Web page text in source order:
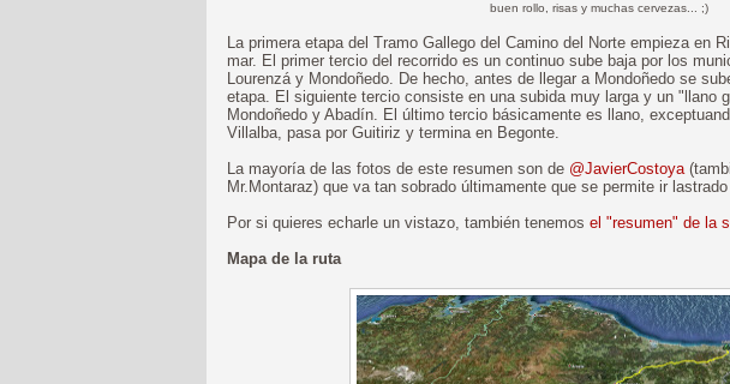
buen rollo, risas y muchas cervezas... ;)
La primera etapa del Tramo Gallego del Camino del Norte empieza en
mar. El primer tercio del recorrido es un continuo sube baja por los
Lourenzá y Mondoñedo. De hecho, antes de llegar a Mondoñedo se
etapa. El siguiente tercio consiste en una subida muy larga y un "llano
Mondoñedo y Abadín. El último tercio básicamente es llano,
Villalba, pasa por Guitiriz y termina en Begonte.
La mayoría de las fotos de este resumen son de @JavierCostoya
Mr.Montaraz) que va tan sobrado últimamente que se permite ir
Por si quieres echarle un vistazo, también tenemos el "resumen" de la
Mapa de la ruta